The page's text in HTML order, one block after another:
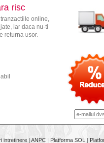
risc
online,
iar daca nu-ti
returna usor.
intretinere | ANPC | Platforma SOL |